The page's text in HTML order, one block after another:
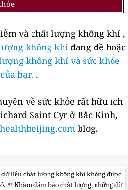
và chất lượng không khí ,
không khíđang đề hoặc
không khí và sức khỏe
của bạn .
về sức khỏe rất hữu ích
Saint Cyr ở Bắc Kinh,
blog.
dữ liệu chất lượng không khí không được
Nhằm đảm bảo chất lượng, những dữ